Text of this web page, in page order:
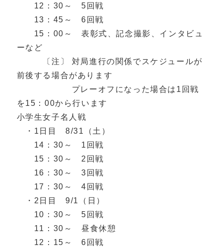
12：30～ 5回戦
13：45～ 6回戦
15：00～ 表彰式、記念撮影、インタビュ
ーなど
〔注〕 対局進行の関係でスケジュールが
前後する場合があります
プレーオフになった場合は1回戦
を15：00から行います
小学生女子名人戦
・1日目 8/31（土）
14：30～ 1回戦
15：30～ 2回戦
16：30～ 3回戦
17：30～ 4回戦
・2日目 9/1（日）
10：30～ 5回戦
11：30～ 昼食休憩
12：15～ 6回戦